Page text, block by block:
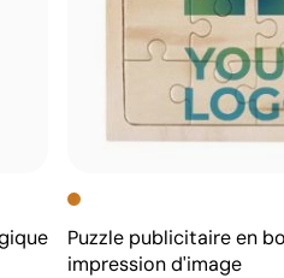
Puzzle publicitaire en
impression d'image